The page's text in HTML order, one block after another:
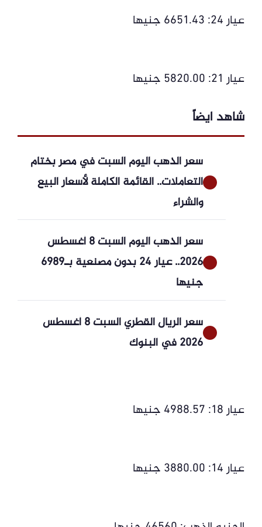
عيار 24: 6651.43 جنيها
عيار 21: 5820.00 جنيها
شاهد ايضاً
سعر الذهب اليوم السبت في مصر بختام
التعاملات.. القائمة الكاملة لأسعار البيع
والشراء
سعر الذهب اليوم السبت 8 أغسطس
2026.. عيار 24 بدون مصنعية بـ6989
جنيها
سعر الريال القطري السبت 8 أغسطس
2026 في البنوك
عيار 18: 4988.57 جنيها
عيار 14: 3880.00 جنيها